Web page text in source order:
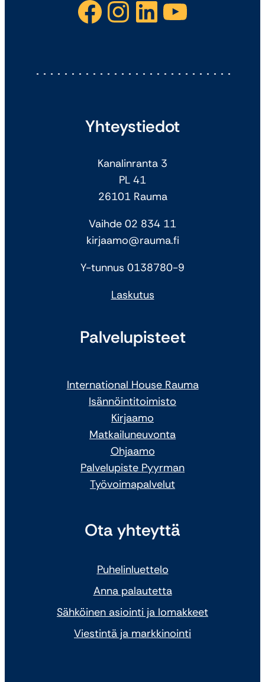
Facebook Instagram LinkedIn YouTube
Yhteystiedot
Kanalinranta 3
PL 41
26101 Rauma
Vaihde 02 834 11
kirjaamo@rauma.fi
Y-tunnus 0138780-9
Laskutus
Palvelupisteet
International House Rauma
Isännöintitoimisto
Kirjaamo
Matkailuneuvonta
Ohjaamo
Palvelupiste Pyyrman
Työvoimapalvelut
Ota yhteyttä
Puhelinluettelo
Anna palautetta
Sähköinen asiointi ja lomakkeet
Viestintä ja markkinointi